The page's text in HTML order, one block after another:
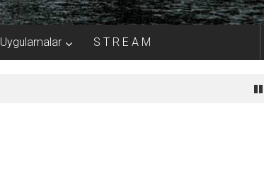
Uygulamalar S T R E A M